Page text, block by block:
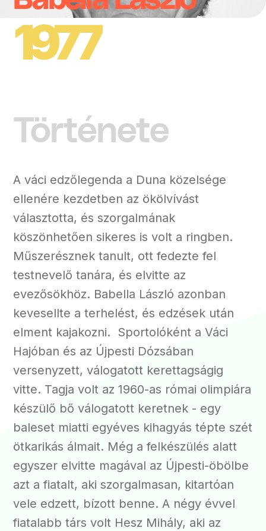
1977
Története
A váci edzőlegenda a Duna közelsége
ellenére kezdetben az ökölvívást
választotta, és szorgalmának
köszönhetően sikeres is volt a ringben.
Műszerésznek tanult, ott fedezte fel
testnevelő tanára, és elvitte az
evezősökhöz. Babella László azonban
kevesellte a terhelést, és edzések után
elment kajakozni. Sportolóként a Váci
Hajóban és az Újpesti Dózsában
versenyzett, válogatott kerettagságig
vitte. Tagja volt az 1960-as római olimpiára
készülő bő válogatott keretnek - egy
baleset miatti egyéves kihagyás tépte szét
ötkarikás álmait. Még a felkészülés alatt
egyszer elvitte magával az Újpesti-öbölbe
azt a fiatalt, aki szorgalmasan, kitartóan
vele edzett, bízott benne. A négy évvel
fiatalabb társ volt Hesz Mihály, aki az